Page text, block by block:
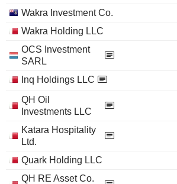
Wakra Investment Co.
Wakra Holding LLC
OCS Investment
SARL
Inq Holdings LLC
QH Oil
Investments LLC
Katara Hospitality
Ltd.
Quark Holding LLC
QH RE Asset Co.